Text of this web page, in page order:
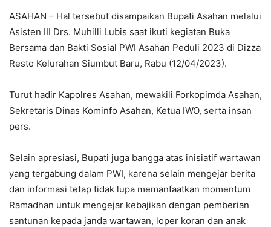
ASAHAN – Hal tersebut disampaikan Bupati Asahan melalui
Asisten III Drs. Muhilli Lubis saat ikuti kegiatan Buka
Bersama dan Bakti Sosial PWI Asahan Peduli 2023 di Dizza
Resto Kelurahan Siumbut Baru, Rabu (12/04/2023).
Turut hadir Kapolres Asahan, mewakili Forkopimda Asahan,
Sekretaris Dinas Kominfo Asahan, Ketua IWO, serta insan
pers.
Selain apresiasi, Bupati juga bangga atas inisiatif wartawan
yang tergabung dalam PWI, karena selain mengejar berita
dan informasi tetap tidak lupa memanfaatkan momentum
Ramadhan untuk mengejar kebajikan dengan pemberian
santunan kepada janda wartawan, loper koran dan anak